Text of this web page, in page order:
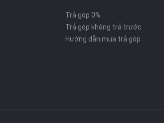
Trả góp 0%
Trả góp không trả trước
Hướng dẫn mua trả góp